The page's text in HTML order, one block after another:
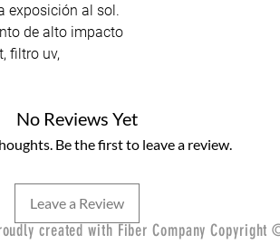
exposición al sol.
de alto impacto
filtro uv,
No Reviews Yet
Be the first to leave a review.
Leave a Review
created with Fiber Company Copyright